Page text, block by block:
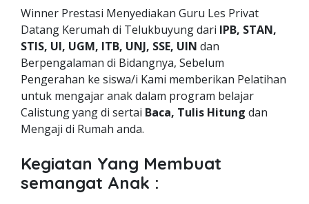
Winner Prestasi Menyediakan Guru Les Privat
Datang Kerumah di Telukbuyung dari IPB, STAN,
STIS, UI, UGM, ITB, UNJ, SSE, UIN dan
Berpengalaman di Bidangnya, Sebelum
Pengerahan ke siswa/i Kami memberikan Pelatihan
untuk mengajar anak dalam program belajar
Calistung yang di sertai Baca, Tulis Hitung dan
Mengaji di Rumah anda.
Kegiatan Yang Membuat
semangat Anak :